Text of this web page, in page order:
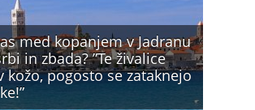
med kopanjem v Jadranu
in zbada? ”Te živalice
kožo, pogosto se zataknejo